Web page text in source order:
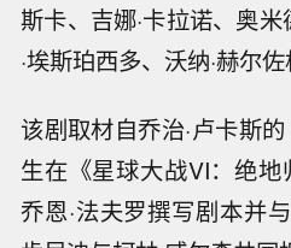
斯卡、吉娜·卡拉诺、奥
·埃斯珀西多、沃纳·赫尔佐
该剧取材自乔治·卢卡斯
生在《星球大战VI：绝
乔恩·法夫罗撰写剧本并